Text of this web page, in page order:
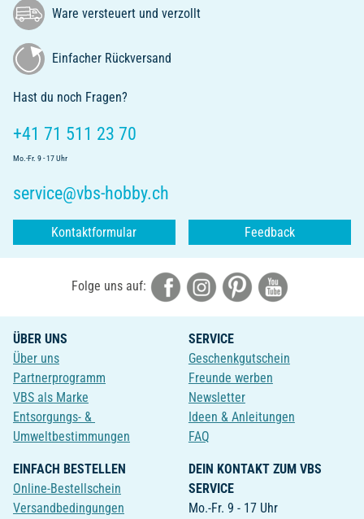
Ware versteuert und verzollt
Einfacher Rückversand
Hast du noch Fragen?
+41 71 511 23 70
Mo.-Fr. 9 - 17 Uhr
service@vbs-hobby.ch
Kontaktformular Feedback
Folge uns auf:
ÜBER UNS
Über uns
Partnerprogramm
VBS als Marke
Entsorgungs- &
Umweltbestimmungen
SERVICE
Geschenkgutschein
Freunde werben
Newsletter
Ideen & Anleitungen
FAQ
EINFACH BESTELLEN
Online-Bestellschein
Versandbedingungen
DEIN KONTAKT ZUM VBS
SERVICE
Mo.-Fr. 9 - 17 Uhr